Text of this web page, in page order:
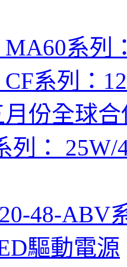
系列
系列：
份全球
列： 25W/
48-ABV
驅動電源